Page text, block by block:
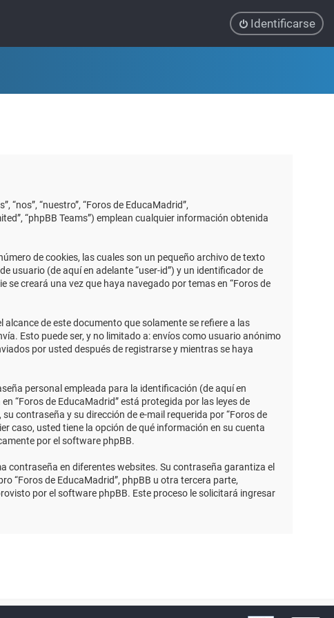
Identificarse
“nuestro”, “Foros de EducaMadrid”,
“phpBB Teams”) emplean cualquier información obtenida
de cookies, las cuales son un pequeño archivo de texto
usuario (de aquí en adelante “user-id”) y un identificador de
creará una vez que haya navegado por temas en “Foros de
de este documento que solamente se refiere a las
Esto puede ser, y no limitado a: envíos como usuario anónimo
por usted después de registrarse y mientras se haya
personal empleada para la identificación (de aquí en
“Foros de EducaMadrid” está protegida por las leyes de
contraseña y su dirección de e-mail requerida por “Foros de
caso, usted tiene la opción de qué información en su cuenta
por el software phpBB.
contraseña en diferentes websites. Su contraseña garantiza el
“Foros de EducaMadrid”, phpBB u otra tercera parte,
por el software phpBB. Este proceso le solicitará ingresar